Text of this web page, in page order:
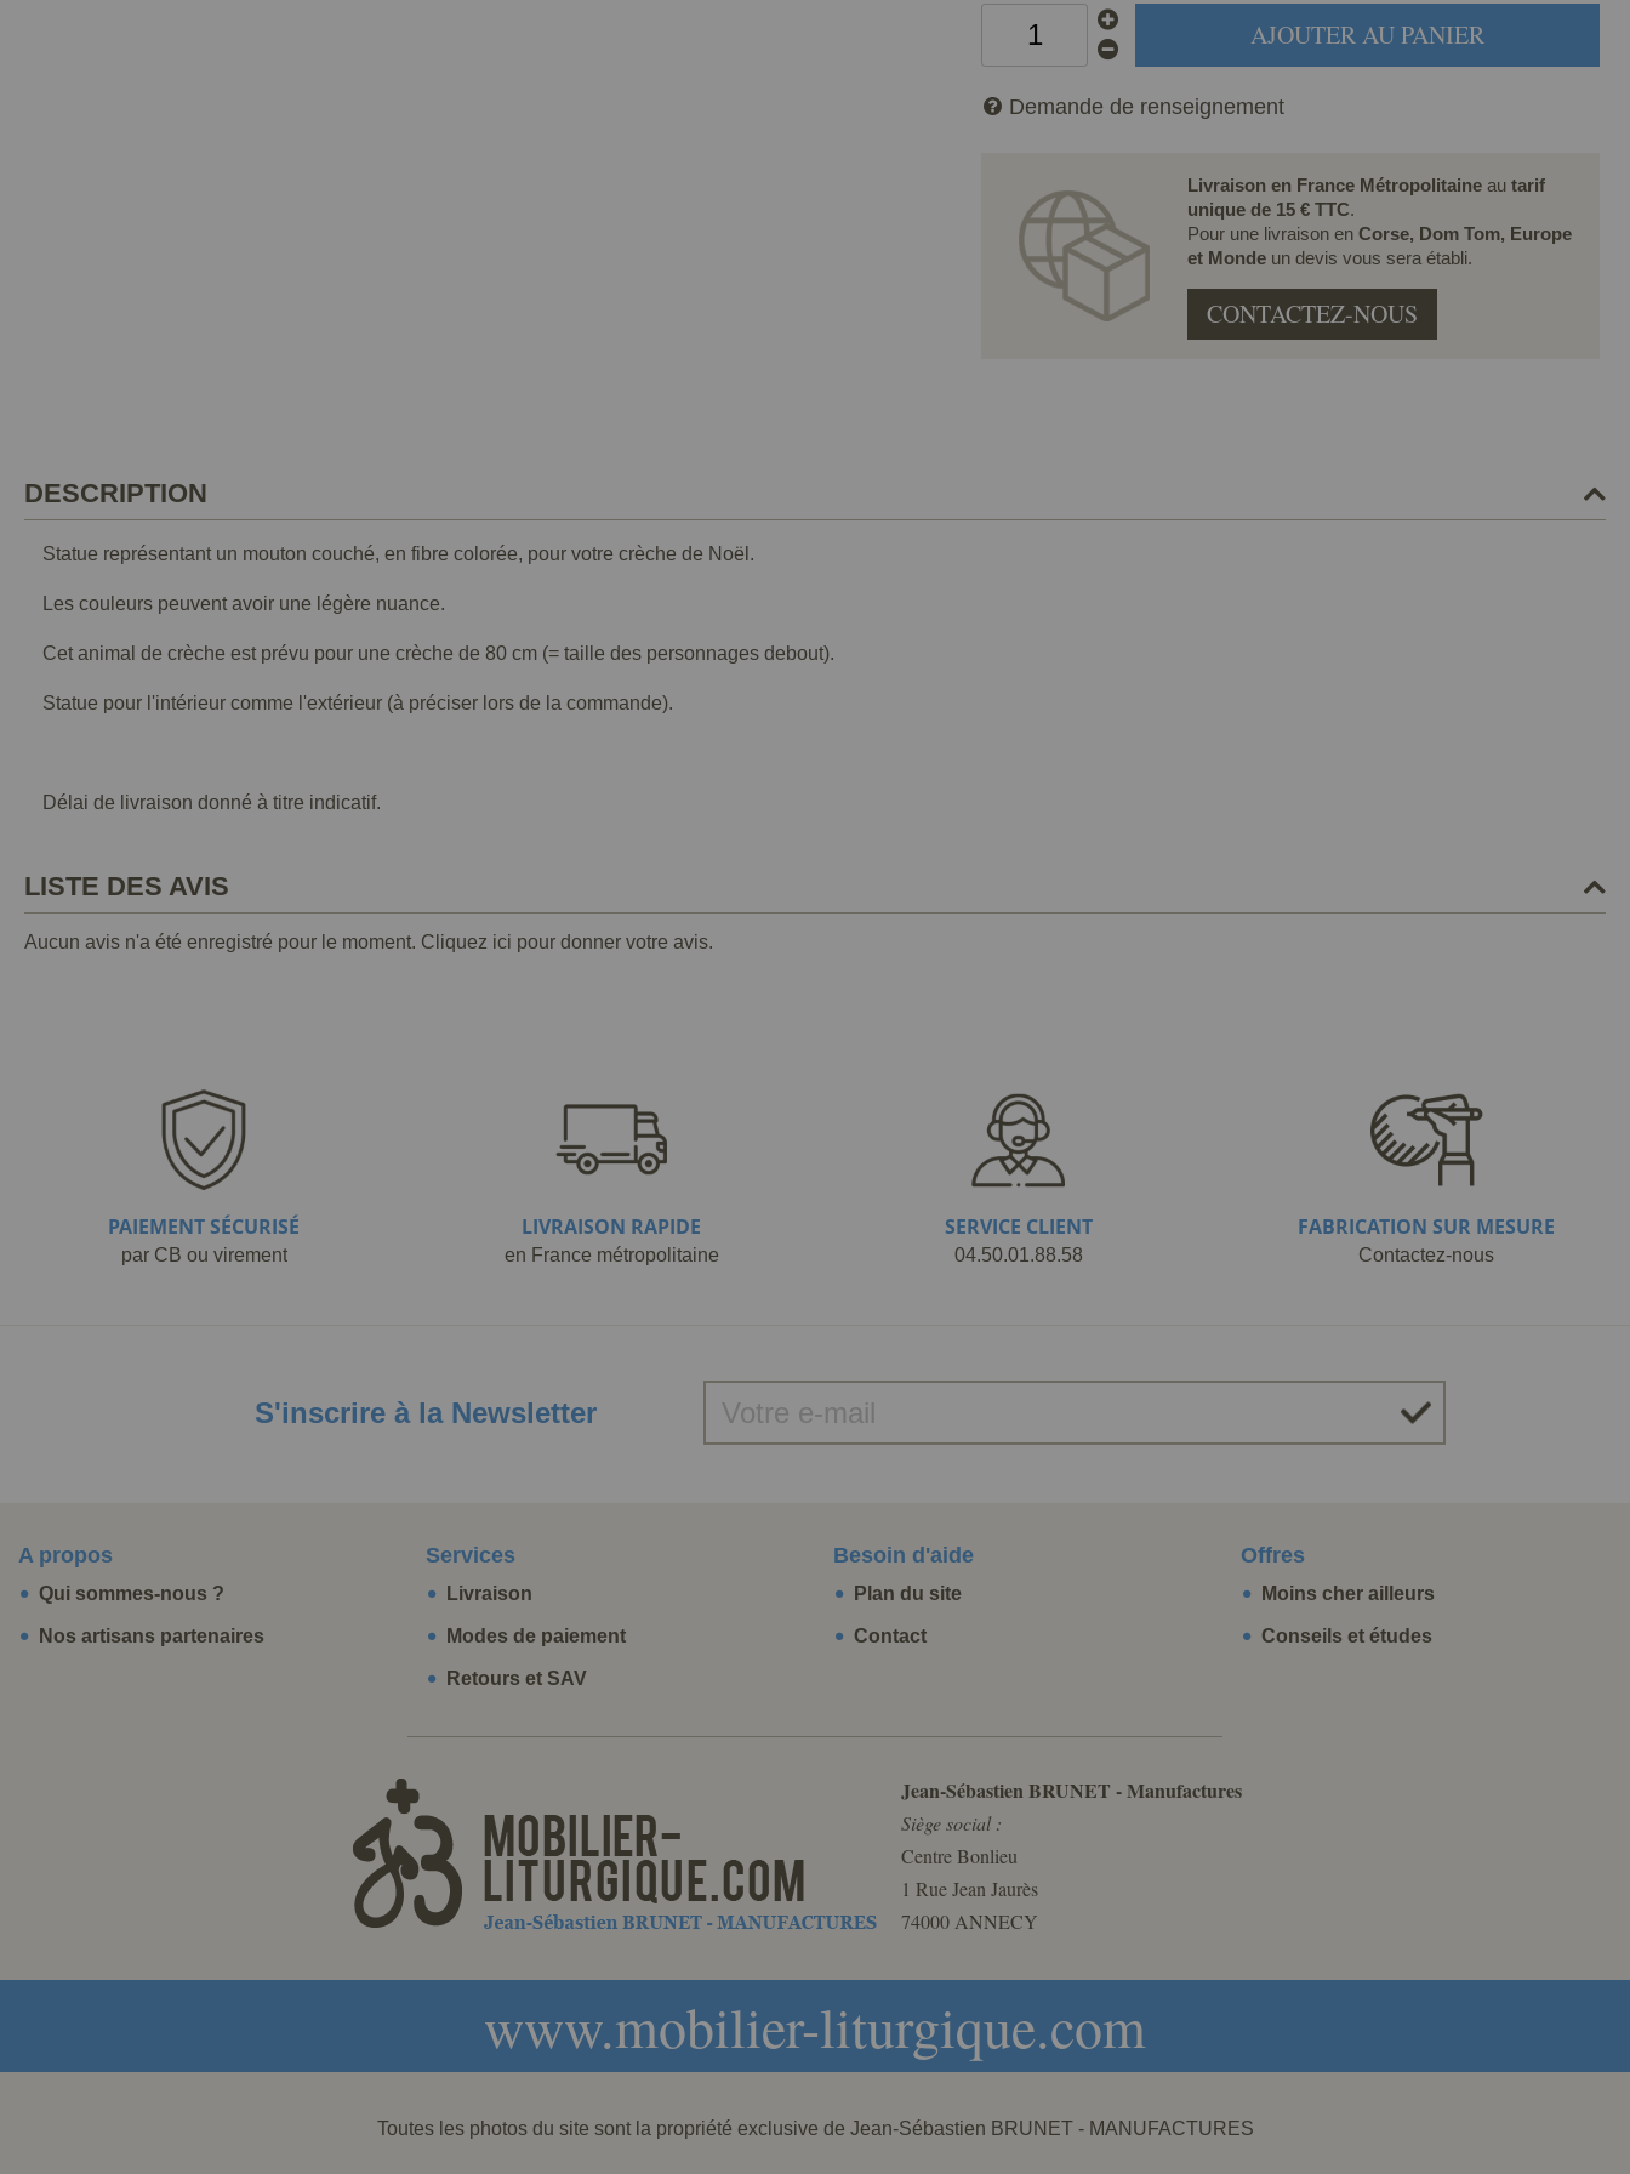
AJOUTER AU PANIER
Demande de renseignement
Livraison en France Métropolitaineau tarif
unique de 15 € TTC.
Pour une livraison en Corse, Dom Tom, Europe
et Monde un devis vous sera établi.
CONTACTEZ-NOUS
DESCRIPTION
Statue représentant un mouton couché, en fibre colorée, pour votre crèche de Noël.
Les couleurs peuvent avoir une légère nuance.
Cet animal de crèche est prévu pour une crèche de 80 cm (= taille des personnages debout).
Statue pour l'intérieur comme l'extérieur (à préciser lors de la commande).
Délai de livraison donné à titre indicatif.
LISTE DES AVIS
Aucun avis n'a été enregistré pour le moment. Cliquez ici pour donner votre avis.
PAIEMENT SÉCURISÉ
par CB ou virement
LIVRAISON RAPIDE
en France métropolitaine
SERVICE CLIENT
04.50.01.88.58
FABRICATION SUR MESURE
Contactez-nous
S'inscrire à la Newsletter
A propos
Qui sommes-nous ?
Nos artisans partenaires
Services
Livraison
Modes de paiement
Retours et SAV
Besoin d'aide
Plan du site
Contact
Offres
Moins cher ailleurs
Conseils et études
Jean-Sébastien BRUNET - Manufactures
Siège social :
Centre Bonlieu
1 Rue Jean Jaurès
74000 ANNECY
www.mobilier-liturgique.com
Toutes les photos du site sont la propriété exclusive de Jean-Sébastien BRUNET - MANUFACTURES